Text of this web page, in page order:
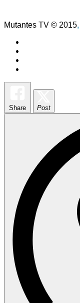
Mutantes TV © 2015,
Share Post